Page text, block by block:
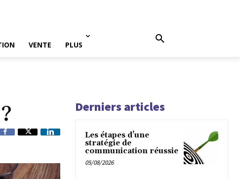
VENTE PLUS
Derniers articles
Les étapes d’une
stratégie de
communication réussie
05/08/2026